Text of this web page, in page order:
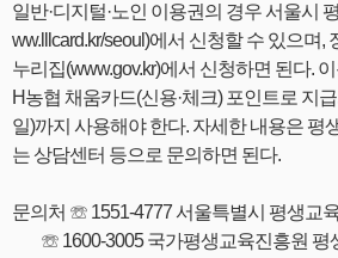
일반·디지털·노인 이용권의 경우 서울시
ww.lllcard.kr/seoul)에서 신청할 수 있으며,
누리집(www.gov.kr)에서 신청하면 된다.
H농협 채움카드(신용·체크) 포인트로 지
일)까지 사용해야 한다. 자세한 내용은 평
는 상담센터 등으로 문의하면 된다.
문의처 ☏ 1551-4777 서울특별시 평생교
☏ 1600-3005 국가평생교육진흥원 평